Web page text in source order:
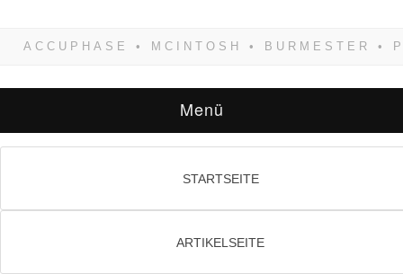
zwangsläufig siegen! Und noch was: Hifi
Menü
STARTSEITE
ARTIKELSEITE